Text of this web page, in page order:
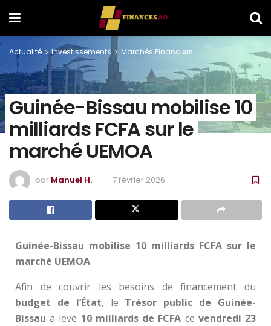
Actualité Investissements Marchés Financiers
Guinée-Bissau mobilise 10
milliards FCFA sur le
marché UEMOA
par Manuel H. 7 février 2026
Guinée-Bissau mobilise 10 milliards FCFA sur le
marché UEMOA
Afin de couvrir les besoins de financement du
budget de l’État, le Trésor public de Guinée-
Bissau a levé 10 milliards de FCFA ce vendredi 23